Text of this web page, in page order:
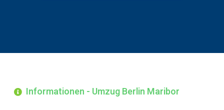
Informationen - Umzug Berlin Maribor